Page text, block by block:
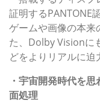
証明するPANTONE
ゲームや画像の本来
た、Dolby Visionに
どをよりリアルに迫
・宇宙開発時代を
面処理